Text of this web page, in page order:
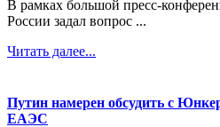
В рамках большой пресс-
России задал вопрос ...
Читать далее...
Путин намерен обсудить с
ЕАЭС